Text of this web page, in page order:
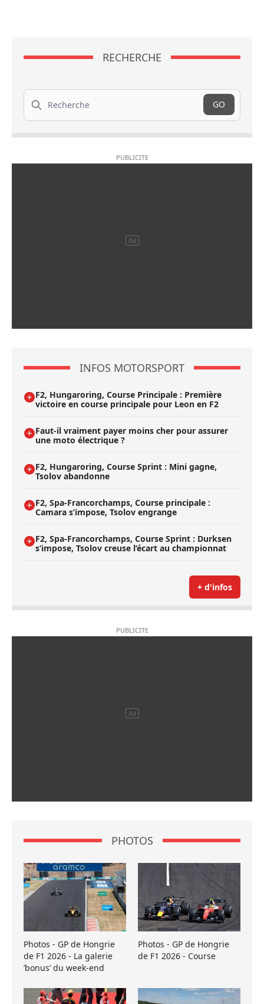
RECHERCHE
Recherche
GO
INFOS MOTORSPORT
F2, Hungaroring, Course Principale : Première
victoire en course principale pour Leon en F2
Faut-il vraiment payer moins cher pour assurer
une moto électrique ?
F2, Hungaroring, Course Sprint : Mini gagne,
Tsolov abandonne
F2, Spa-Francorchamps, Course principale :
Camara s’impose, Tsolov engrange
F2, Spa-Francorchamps, Course Sprint : Durksen
s’impose, Tsolov creuse l’écart au championnat
+ d'infos
PHOTOS
Photos - GP de Hongrie
de F1 2026 - La galerie
’bonus’ du week-end
Photos - GP de Hongrie
de F1 2026 - Course